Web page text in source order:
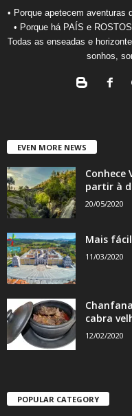
• Porque apetecem aventuras
• Porque há PAÍS e
Todas as enseadas e
sonhos,
EVEN MORE NEWS
Conhece
partir à
20/05/2020
Mais
11/03/2020
cabra
12/02/2020
POPULAR CATEGORY